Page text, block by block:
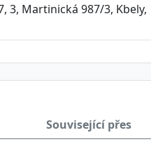
3, Martinická 987/3, Kbely,
Související přes